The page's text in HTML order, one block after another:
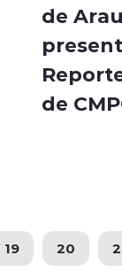
de
de
19 20